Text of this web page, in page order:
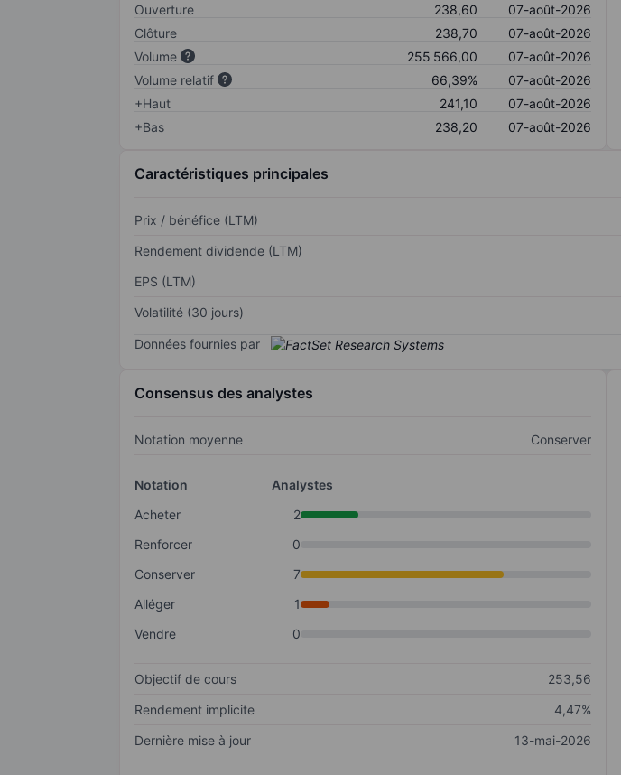
Ouverture
238,60
07-août-2026
Clôture
238,70
07-août-2026
Volume
255 566,00
07-août-2026
Volume relatif
66,39%
07-août-2026
+Haut
241,10
07-août-2026
+Bas
238,20 07-août-2026
Caractéristiques principales
Prix / bénéfice (LTM)
Rendement dividende (LTM)
EPS (LTM)
Volatilité (30 jours)
Données fournies par
Consensus des analystes
Notation moyenne Conserver
Notation
Analystes
Acheter
2
Renforcer
0
Conserver
7
Alléger
1
Vendre
0
Objectif de cours
253,56
Rendement implicite
4,47%
Dernière mise à jour
13-mai-2026